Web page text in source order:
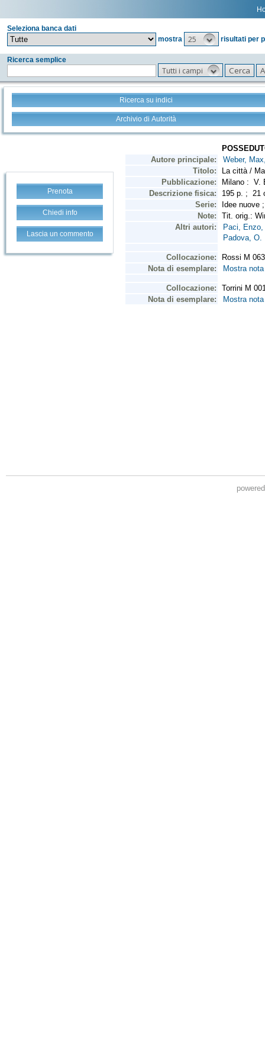
Seleziona banca dati
mostra
25 risultati per
Ricerca semplice
Tutti i campi
Ricerca su indici
Archivio di Autorità
Prenota
Chiedi info
Lascia un commento